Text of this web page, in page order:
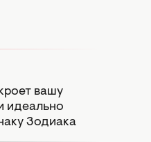
вашу
идеально
Зодиака